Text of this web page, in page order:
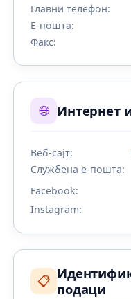
Главни телефон:
Е-пошта:
Факс:
🌐 Интернет
Веб-сајт:
Службена е-пошта:
Facebook:
Instagram:
📋 подаци